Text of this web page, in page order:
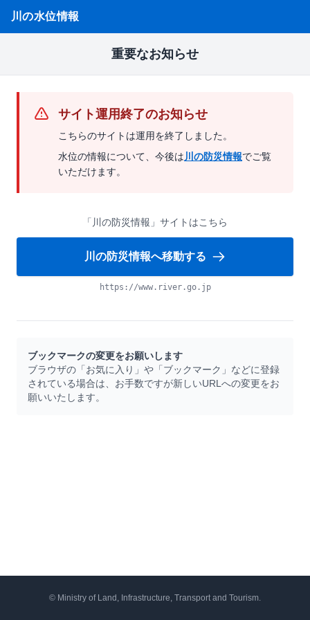
川の水位情報
重要なお知らせ
サイト運用終了のお知らせ
こちらのサイトは運用を終了しました。
水位の情報について、今後は川の防災情報でご覧
いただけます。
「川の防災情報」サイトはこちら
川の防災情報へ移動する
https://www.river.go.jp
ブックマークの変更をお願いします
ブラウザの「お気に入り」や「ブックマーク」などに登録
されている場合は、お手数ですが新しいURLへの変更をお
願いいたします。
© Ministry of Land, Infrastructure, Transport and Tourism.